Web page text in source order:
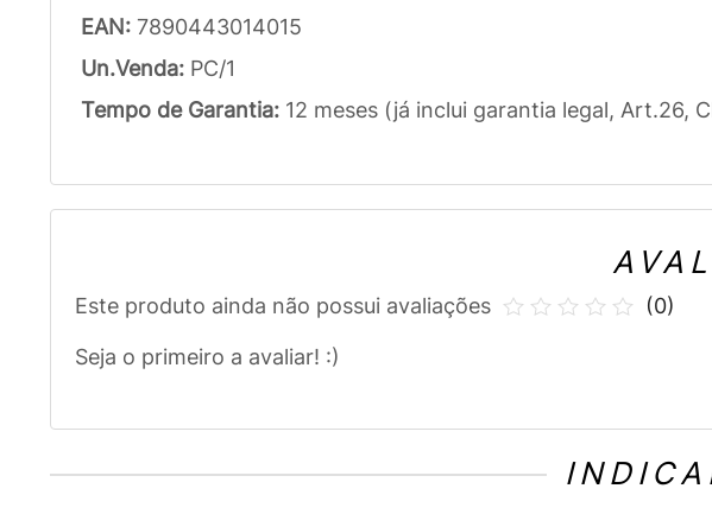
EAN: 7890443014015
Un.Venda: PC/1
Tempo de Garantia: 12 meses (já inclui garantia legal, Art.26,
Este produto ainda não possui avaliações
Seja o primeiro a avaliar! :)
(0)